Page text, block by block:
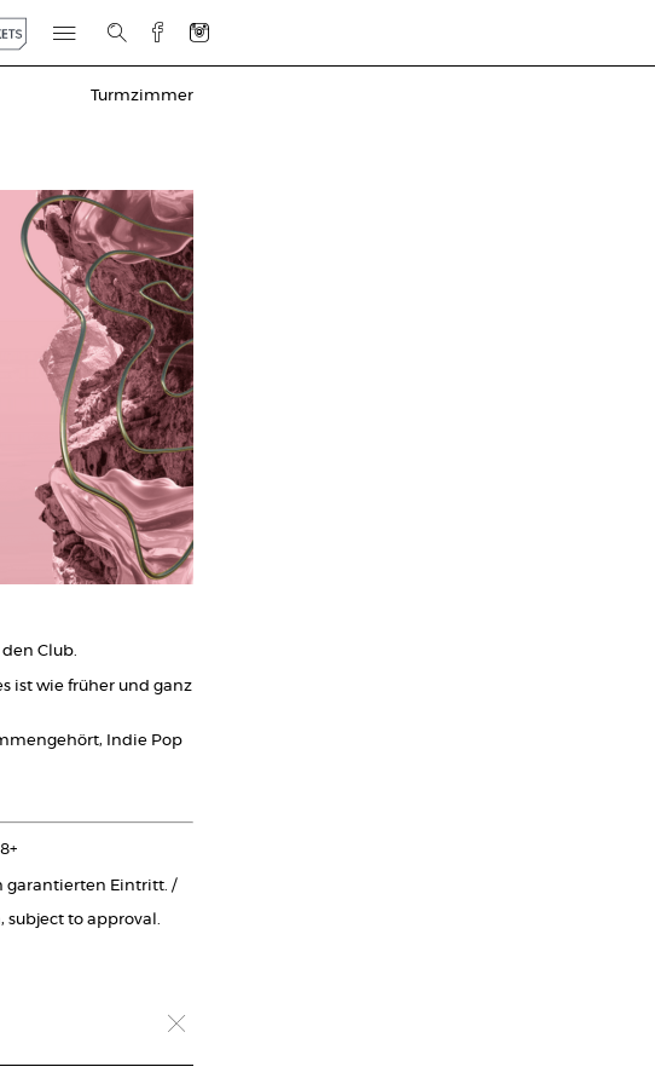
Turmzimmer
Club.
ist wie früher und ganz
Indie Pop
garantierten Eintritt. /
subject to approval.